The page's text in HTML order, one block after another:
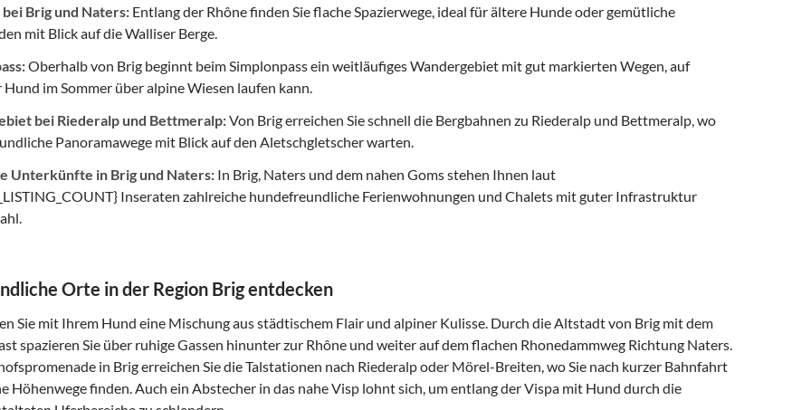
Brig und Naters: Entlang der Rhône finden Sie flache Spazierwege, ideal für ältere Hunde oder gemütliche
mit Blick auf die Walliser Berge.
Oberhalb von Brig beginnt beim Simplonpass ein weitläufiges Wandergebiet mit gut markierten Wegen, auf
Hund im Sommer über alpine Wiesen laufen kann.
bei Riederalp und Bettmeralp:Von Brig erreichen Sie schnell die Bergbahnen zu Riederalp und Bettmeralp, wo
Panoramawege mit Blick auf den Aletschgletscher warten.
Unterkünfte in Brig und Naters: In Brig, Naters und dem nahen Goms stehen Ihnen laut
Inseraten zahlreiche hundefreundliche Ferienwohnungen und Chalets mit guter Infrastruktur
Orte in der Region Brig entdecken
Sie mit Ihrem Hund eine Mischung aus städtischem Flair und alpiner Kulisse. Durch die Altstadt von Brig mit dem
spazieren Sie über ruhige Gassen hinunter zur Rhône und weiter auf dem flachen Rhonedammweg Richtung Naters.
in Brig erreichen Sie die Talstationen nach Riederalp oder Mörel-Breiten, wo Sie nach kurzer Bahnfahrt
Höhenwege finden. Auch ein Abstecher in das nahe Visp lohnt sich, um entlang der Vispa mit Hund durch die